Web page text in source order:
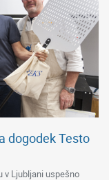
dogodek Testo
v Ljubljani uspešno